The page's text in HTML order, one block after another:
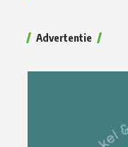
Advertentie